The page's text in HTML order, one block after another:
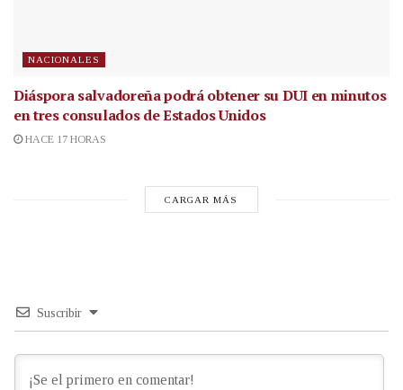
NACIONALES
Diáspora salvadoreña podrá obtener su DUI en minutos
en tres consulados de Estados Unidos
HACE 17 HORAS
CARGAR MÁS
Suscribir